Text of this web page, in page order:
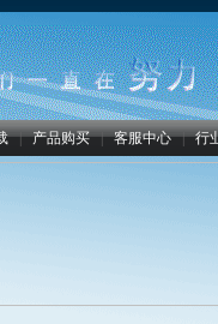
| 产品购买 | 客服中心 | 行